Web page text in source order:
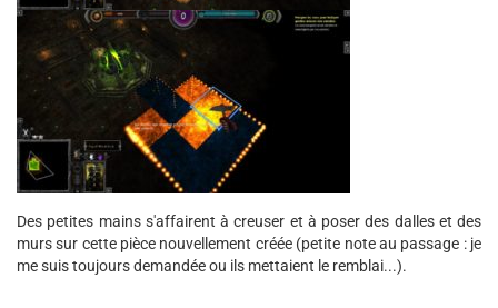
Des petites mains s'affairent à creuser et à poser des dalles et des
murs sur cette pièce nouvellement créée (petite note au passage : je
me suis toujours demandée ou ils mettaient le remblai...).